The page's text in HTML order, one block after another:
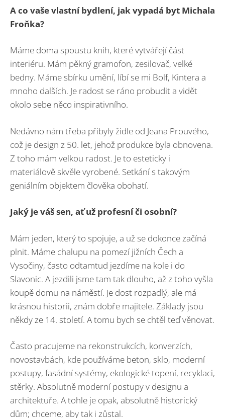
A co vaše vlastní bydlení, jak vypadá byt Michala
Froňka?
Máme doma spoustu knih, které vytvářejí část
interiéru. Mám pěkný gramofon, zesilovač, velké
bedny. Máme sbírku umění, líbí se mi Bolf, Kintera a
mnoho dalších. Je radost se ráno probudit a vidět
okolo sebe něco inspirativního.
Nedávno nám třeba přibyly židle od Jeana Prouvého,
což je design z 50. let, jehož produkce byla obnovena.
Z toho mám velkou radost. Je to esteticky i
materiálově skvěle vyrobené. Setkání s takovým
geniálním objektem člověka obohatí.
Jaký je váš sen, ať už profesní či osobní?
Mám jeden, který to spojuje, a už se dokonce začíná
plnit. Máme chalupu na pomezí jižních Čech a
Vysočiny, často odtamtud jezdíme na kole i do
Slavonic. A jezdili jsme tam tak dlouho, až z toho vyšla
koupě domu na náměstí. Je dost rozpadlý, ale má
krásnou historii, znám dobře majitele. Základy jsou
někdy ze 14. století. A tomu bych se chtěl teď věnovat.
Často pracujeme na rekonstrukcích, konverzích,
novostavbách, kde používáme beton, sklo, moderní
postupy, fasádní systémy, ekologické topení, recyklaci,
stěrky. Absolutně moderní postupy v designu a
architektuře. A tohle je opak, absolutně historický
dům; chceme, aby tak i zůstal.